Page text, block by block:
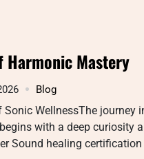
Harmonic Mastery
Blog
WellnessThe journey
with a deep curiosity
Sound healing certification